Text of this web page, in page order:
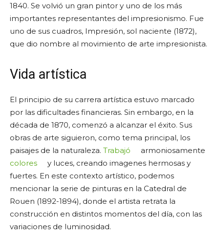
1840. Se volvió un gran pintor y uno de los más
importantes representantes del impresionismo. Fue
uno de sus cuadros, Impresión, sol naciente (1872),
que dio nombre al movimiento de arte impresionista.
Vida artística
El principio de su carrera artística estuvo marcado
por las dificultades financieras. Sin embargo, en la
década de 1870, comenzó a alcanzar el éxito. Sus
obras de arte siguieron, como tema principal, los
paisajes de la naturaleza. Trabajó
armoniosamente
colores
y luces, creando imagenes hermosas y
fuertes. En este contexto artístico, podemos
mencionar la serie de pinturas en la Catedral de
Rouen (1892-1894), donde el artista retrata la
construcción en distintos momentos del día, con las
variaciones de luminosidad.